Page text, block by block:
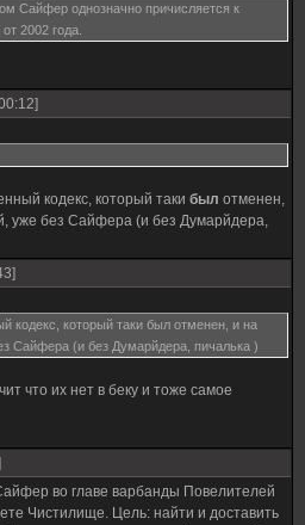
Сайфер однозначно причисляется к
2002 года.
кодекс, который таки был отменен,
уже без Сайфера (и без Думарйдера,
кодекс, который таки был отменен, и на
Сайфера (и без Думарйдера, пичалька )
что их нет в беку и тоже самое
во главе варбанды Повелителей
Чистилище. Цель: найти и доставить